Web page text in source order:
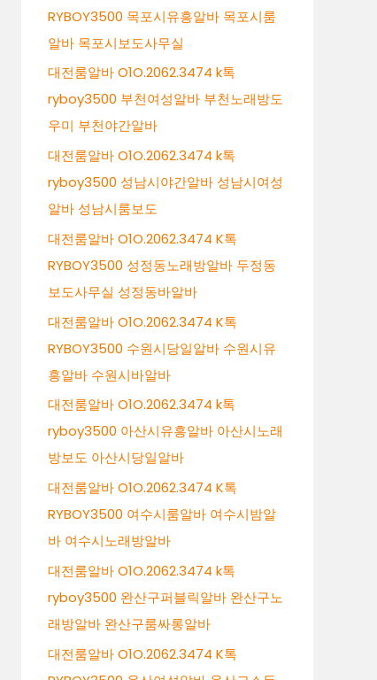
RYBOY3500 목포시유흥알바 목포시룸
알바 목포시보도사무실
대전룸알바 O1O.2062.3474 k톡
ryboy3500 부천여성알바 부천노래방도
우미 부천야간알바
대전룸알바 O1O.2062.3474 k톡
ryboy3500 성남시야간알바 성남시여성
알바 성남시룸보도
대전룸알바 O1O.2062.3474 K톡
RYBOY3500 성정동노래방알바 두정동
보도사무실 성정동바알바
대전룸알바 O1O.2062.3474 K톡
RYBOY3500 수원시당일알바 수원시유
흥알바 수원시바알바
대전룸알바 O1O.2062.3474 k톡
ryboy3500 아산시유흥알바 아산시노래
방보도 아산시당일알바
대전룸알바 O1O.2062.3474 K톡
RYBOY3500 여수시룸알바 여수시밤알
바 여수시노래방알바
대전룸알바 O1O.2062.3474 k톡
ryboy3500 완산구퍼블릭알바 완산구노
래방알바 완산구룸싸롱알바
대전룸알바 O1O.2062.3474 K톡